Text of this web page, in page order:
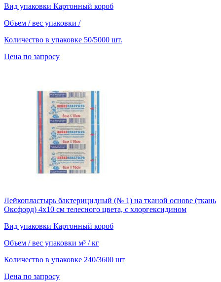
Вид упаковки Картонный короб
Объем / вес упаковки /
Количество в упаковке 50/5000 шт.
Цена по запросу
Лейкопластырь бактерицидный (№ 1) на тканой основе (ткань
Оксфорд) 4х10 см телесного цвета, с хлоргексидином
Вид упаковки Картонный короб
Объем / вес упаковки м³ / кг
Количество в упаковке 240/3600 шт
Цена по запросу